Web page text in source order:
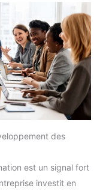
des
est un signal fort
investit en